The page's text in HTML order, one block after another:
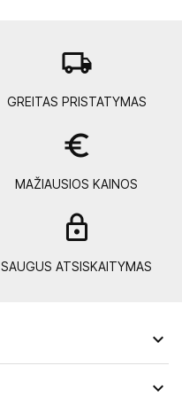
local_shipping
GREITAS PRISTATYMAS
euro_symbol
MAŽIAUSIOS KAINOS
SAUGUS ATSISKAITYMAS

